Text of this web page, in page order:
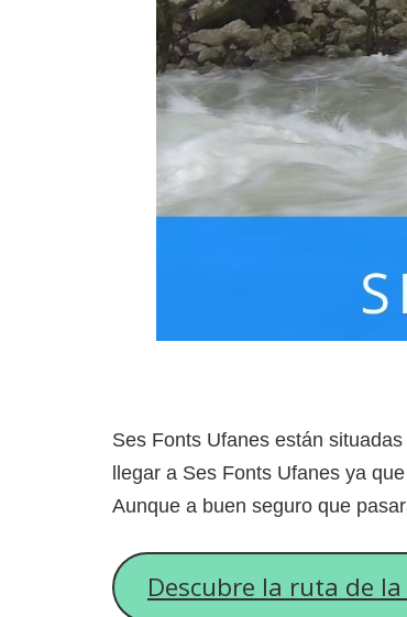
Ses Fonts Ufanes están
llegar a Ses Fonts Ufanes ya
Aunque a buen seguro que
Descubre la ruta de